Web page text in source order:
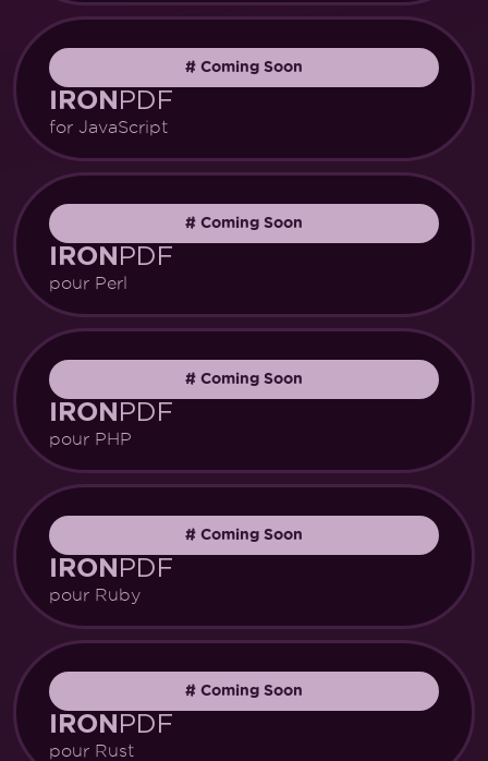
# Coming Soon
IRONPDF
for JavaScript
# Coming Soon
IRONPDF
pour Perl
# Coming Soon
IRONPDF
pour PHP
# Coming Soon
IRONPDF
pour Ruby
# Coming Soon
IRONPDF
pour Rust